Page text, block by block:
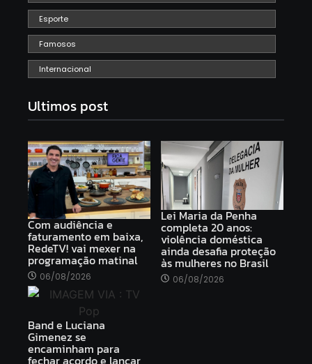
Esporte
Famosos
Internacional
Ultimos post
Com audiência e
faturamento em baixa,
RedeTV! vai mexer na
programação matinal
06/08/2026
Lei Maria da Penha
completa 20 anos:
violência doméstica
ainda desafia proteção
às mulheres no Brasil
06/08/2026
Band e Luciana
Gimenez se
encaminham para
fechar acordo e lançar